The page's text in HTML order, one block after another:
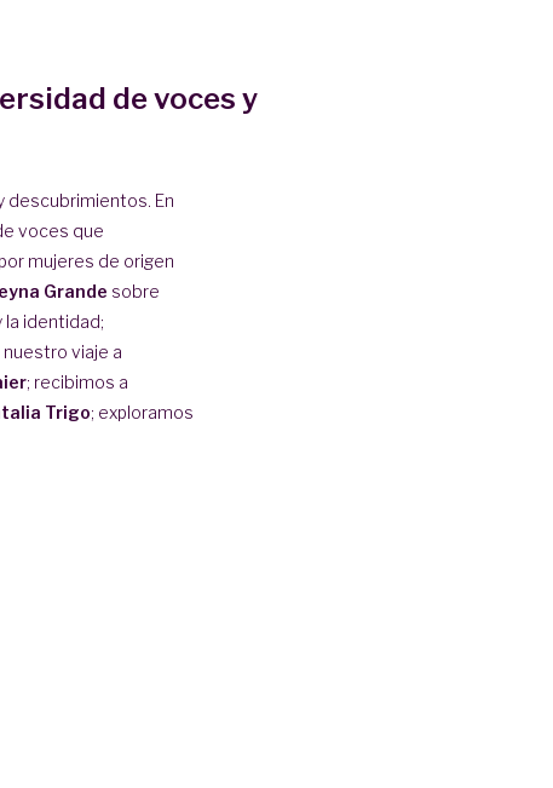
de voces y
descubrimientos. En
voces que
mujeres de origen
Grande sobre
la identidad;
viaje a
; recibimos a
Trigo; exploramos